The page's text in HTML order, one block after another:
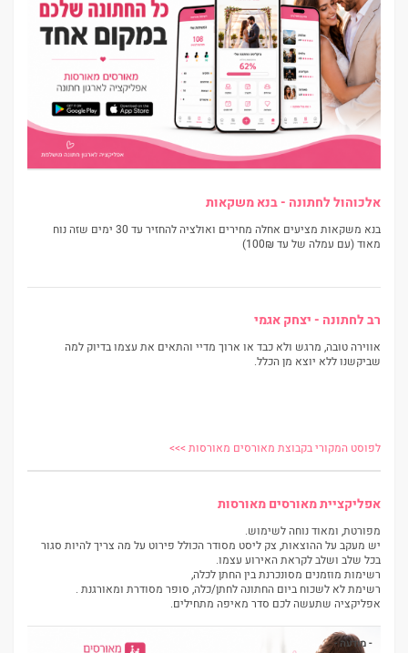
אלכוהול לחתונה - בנא משקאות
בנא משקאות מציעים אחלה מחירים ואולציה להחזיר עד 30 ימים שזה נוח
מאוד (עם עמלה של עד 100₪)
רב לחתונה - יצחק אגמי
אווירה טובה, מרגש ולא כבד או ארוך מדיי והתאים את עצמו בדיוק למה
שביקשנו ללא יוצא מן הכלל.
לפוסט המקורי בקבוצת מאורסים מאורסות >>>
אפליקציית מאורסים מאורסות
מפורטת, ומאוד נוחה לשימוש.
יש מעקב על ההוצאות, צק ליסט מסודר הכולל פירוט על מה צריך להיות סגור
בכל שלב ושלב לקראת האירוע עצמו.
רשימות מוזמנים מסונכרנת בין החתן לכלה,
רשימת לא לשכוח ביום החתונה לחתן/כלה, סופר מסודרת ומאורגנת .
אפליקציה שתעשה לכם סדר מאיפה מתחילים.
- מודעה -